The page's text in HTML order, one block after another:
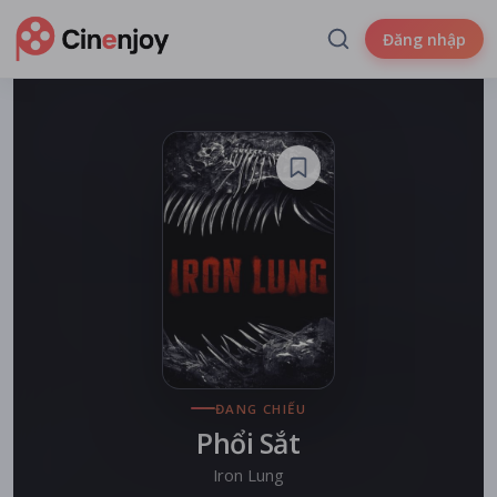
Đăng nhập
ĐANG CHIẾU
Phổi Sắt
Iron Lung